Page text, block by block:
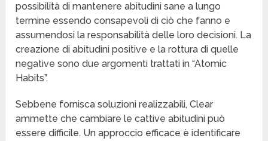
possibilità di mantenere abitudini sane a lungo
termine essendo consapevoli di ciò che fanno e
assumendosi la responsabilità delle loro decisioni. La
creazione di abitudini positive e la rottura di quelle
negative sono due argomenti trattati in “Atomic
Habits”.
Sebbene fornisca soluzioni realizzabili, Clear
ammette che cambiare le cattive abitudini può
essere difficile. Un approccio efficace è identificare